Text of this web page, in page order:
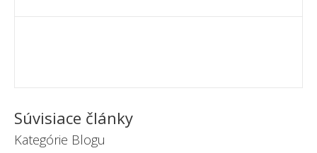
Súvisiace články
Kategórie Blogu